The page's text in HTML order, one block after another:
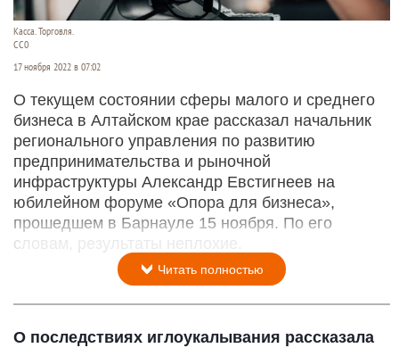
Касса. Торговля.
CC0
17 ноября 2022 в 07:02
О текущем состоянии сферы малого и среднего
бизнеса в Алтайском крае рассказал начальник
регионального управления по развитию
предпринимательства и рыночной
инфраструктуры Александр Евстигнеев на
юбилейном форуме «Опора для бизнеса»,
прошедшем в Барнауле 15 ноября. По его
словам, результаты неплохие.
Читать полностью
О последствиях иглоукалывания рассказала